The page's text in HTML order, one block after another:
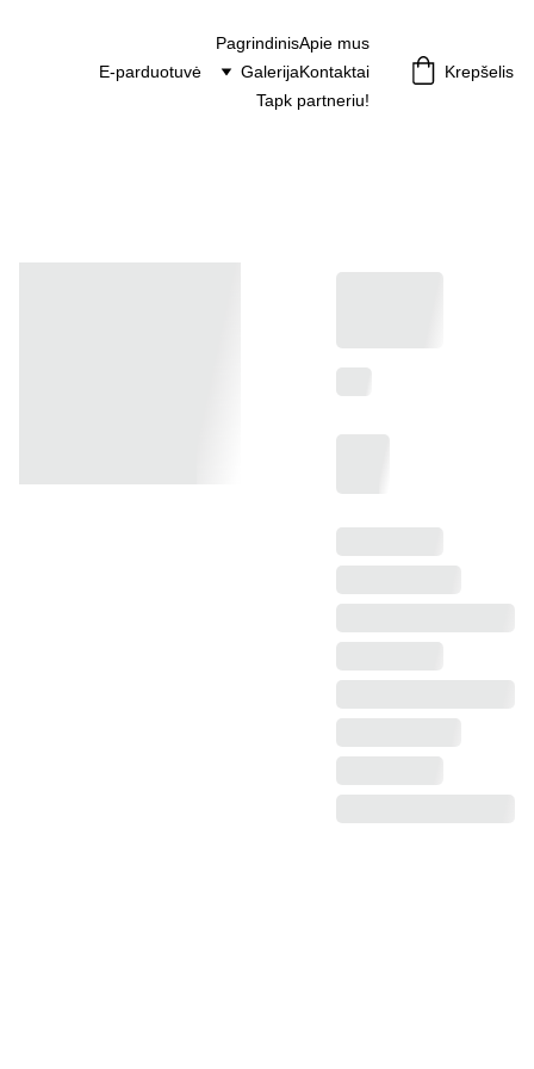
PagrindinisApie mus
E-parduotuvė
GalerijaKontaktai
Tapk partneriu!
Krepšelis